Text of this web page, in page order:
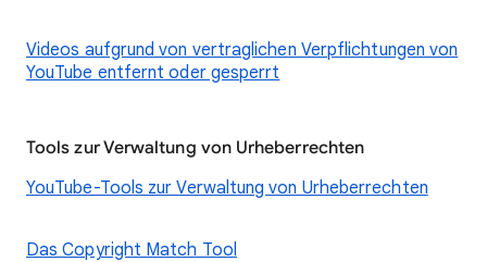
Videos aufgrund von vertraglichen Verpflichtungen von
YouTube entfernt oder gesperrt
Tools zur Verwaltung von Urheberrechten
YouTube-Tools zur Verwaltung von Urheberrechten
Das Copyright Match Tool